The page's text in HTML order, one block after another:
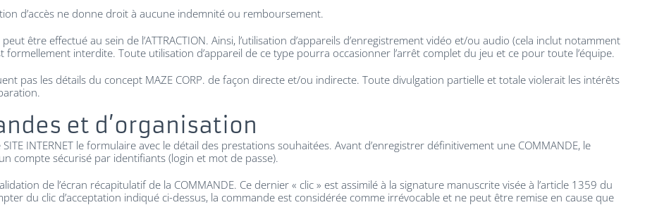
d’accès ne donne droit à aucune indemnité ou remboursement.
être effectué au sein de l’ATTRACTION. Ainsi, l’utilisation d’appareils d’enregistrement vidéo et/ou audio (cela inclut notamment
formellement interdite. Toute utilisation d’appareil de ce type pourra occasionner l’arrêt complet du jeu et ce pour toute l’équipe.
pas les détails du concept MAZE CORP. de façon directe et/ou indirecte. Toute divulgation partielle et totale violerait les intérêts
et d’organisation
INTERNET le formulaire avec le détail des prestations souhaitées. Avant d’enregistrer définitivement une COMMANDE, le
compte sécurisé par identifiants (login et mot de passe).
de l’écran récapitulatif de la COMMANDE. Ce dernier « clic » est assimilé à la signature manuscrite visée à l’article 1359 du
du clic d’acceptation indiqué ci-dessus, la commande est considérée comme irrévocable et ne peut être remise en cause que